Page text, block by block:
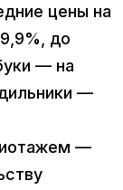
цены на
до
— на
—
—